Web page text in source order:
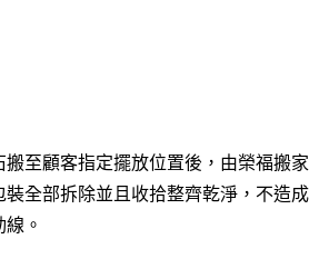
至顧客指定擺放位置後，由榮福搬家
全部拆除並且收拾整齊乾淨，不造成
。